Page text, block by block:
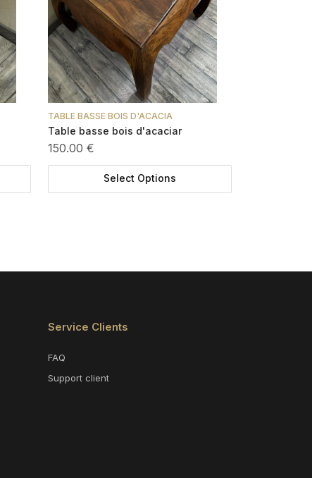
TABLE BASSE BOIS D'ACACIA
Table basse bois d'acaciar
150.00 €
Select Options
Service Clients
FAQ
Support client